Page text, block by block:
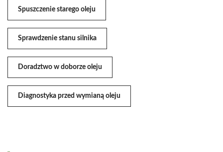
Spuszczenie starego oleju
Sprawdzenie stanu silnika
Doradztwo w doborze oleju
Diagnostyka przed wymianą oleju